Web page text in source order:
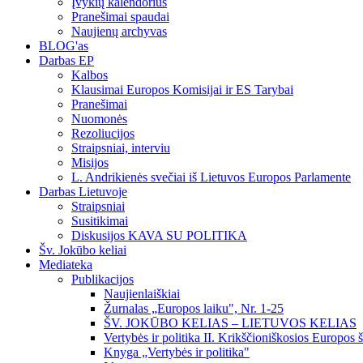
Pranešimai spaudai
Naujienų archyvas
BLOG'as
Darbas EP
Kalbos
Klausimai Europos Komisijai ir ES Tarybai
Pranešimai
Nuomonės
Rezoliucijos
Straipsniai, interviu
Misijos
L. Andrikienės svečiai iš Lietuvos Europos Parlamente
Darbas Lietuvoje
Straipsniai
Susitikimai
Diskusijos KAVA SU POLITIKA
Šv. Jokūbo keliai
Mediateka
Publikacijos
Naujienlaiškiai
Žurnalas „Europos laiku", Nr. 1-25
ŠV. JOKŪBO KELIAS – LIETUVOS KELIAS
Vertybės ir politika II. Krikščioniškosios Europos
Knyga „Vertybės ir politika"